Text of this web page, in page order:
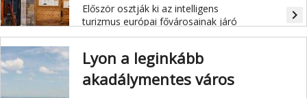
Először osztják ki az intelligens
turizmus európai fővárosainak járó
díjat, amelyet idén Helsinki és
navigate_next
Lyon a leginkább
akadálymentes város